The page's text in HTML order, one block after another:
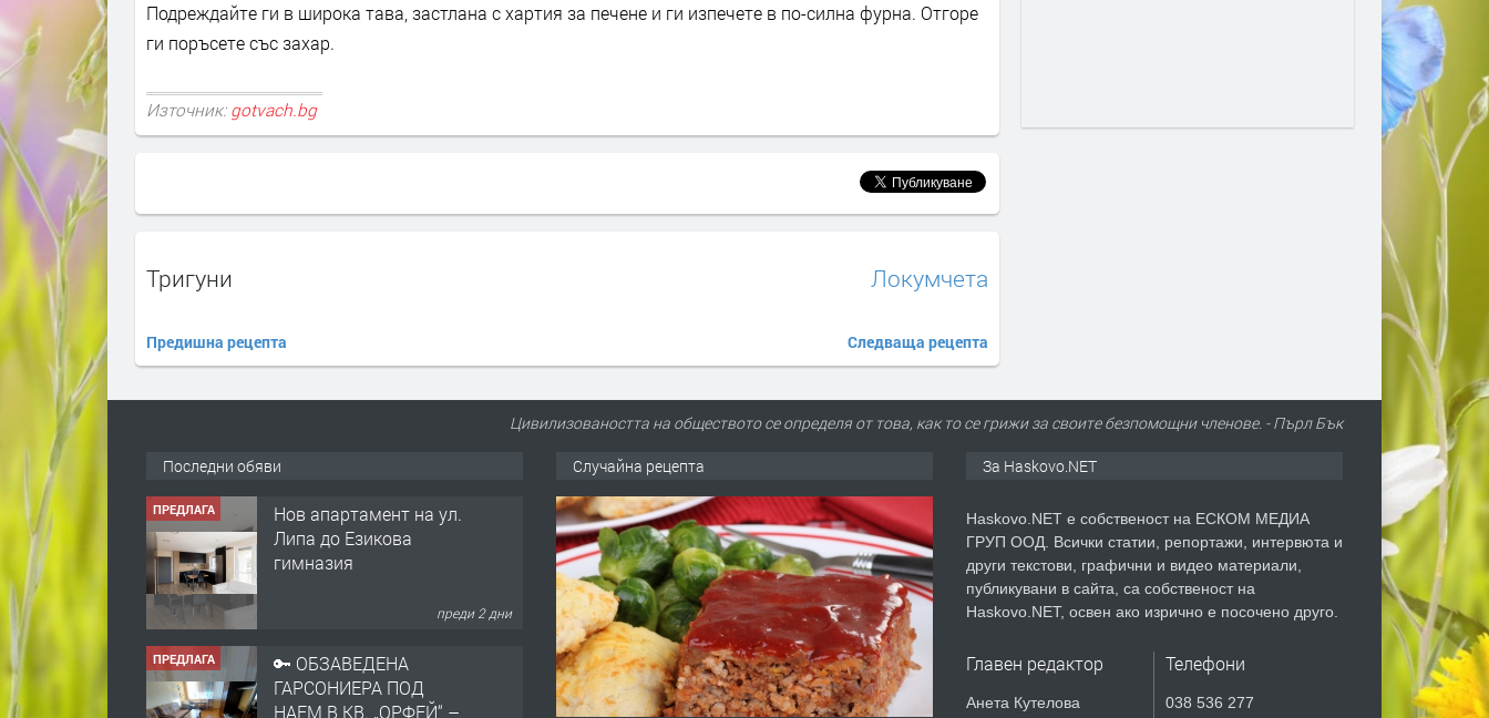
Подреждайте ги в широка тава, застлана с хартия за печене и ги изпечете в по-силна фурна. Отгоре
ги поръсете със захар.
Източник: gotvach.bg
Тригуни
Предишна рецепта
Локумчета
Следваща рецепта
Цивилизоваността на обществото се определя от това, как то се грижи за своите безпомощни членове. - Пърл Бък
Последни обяви
ПРЕДЛАГА
Нов апартамент на ул.
Липа до Езикова
гимназия
преди 2 дни
ПРЕДЛАГА
🔑 ОБЗАВЕДЕНА
ГАРСОНИЕРА ПОД
НАЕМ В КВ. „ОРФЕЙ“ –
Случайна рецепта За Haskovo.NET
Haskovo.NET е собственост на ЕСКОМ МЕДИА
ГРУП ООД. Всички статии, репортажи, интервюта и
други текстови, графични и видео материали,
публикувани в сайта, са собственост на
Haskovo.NET, освен ако изрично е посочено друго.
Главен редактор
Анета Кутелова
Телефони
038 536 277